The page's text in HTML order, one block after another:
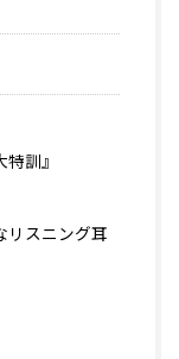
訓』
リスニング耳